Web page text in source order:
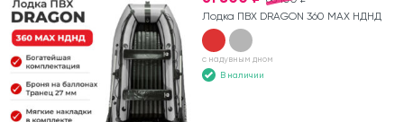
Лодка ПВХ DRAGON 360 MAX НДНД
с надувным дном
В наличии